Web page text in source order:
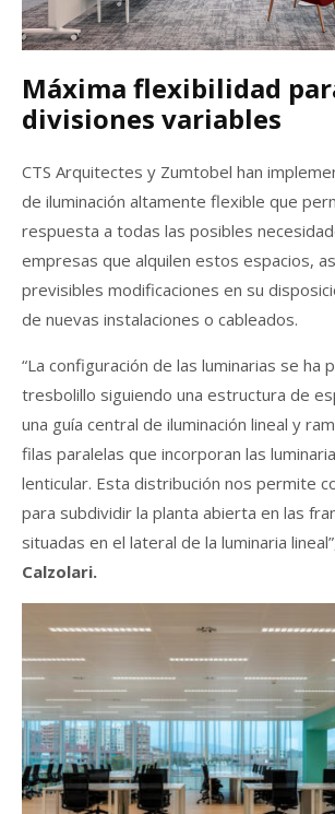
Máxima flexibilidad
divisiones variables
CTS Arquitectes y Zumtobel han
de iluminación altamente flexible que
respuesta a todas las posibles
empresas que alquilen estos espacios,
previsibles modificaciones en su
de nuevas instalaciones o cableados.
“La configuración de las luminarias se ha
tresbolillo siguiendo una estructura de
una guía central de iluminación lineal y
filas paralelas que incorporan las
lenticular. Esta distribución nos permite
para subdividir la planta abierta en las
situadas en el lateral de la luminaria
Calzolari.